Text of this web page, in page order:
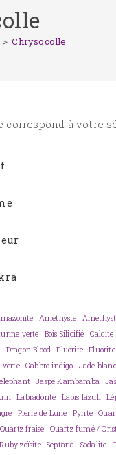
> Chrysocolle
correspond à votre
Améthyste
verte Bois Silicifié Calcite
Dragon Blood Fluorite
verte Gabbro indigo Jade
Jaspe Kambamba
Labradorite Lapis lazuli
Pierre de Lune Pyrite
Quartz fraise
Quartz fumé /
Ruby zoïsite Septaria Sodalite